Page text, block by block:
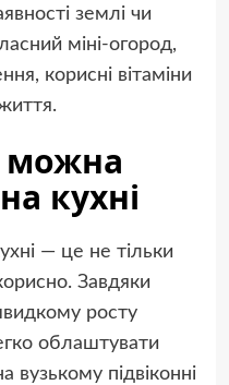
землі чи
міні-огород,
корисні вітаміни
можна
кухні
— це не тільки
Завдяки
росту
облаштувати
вузькому підвіконні